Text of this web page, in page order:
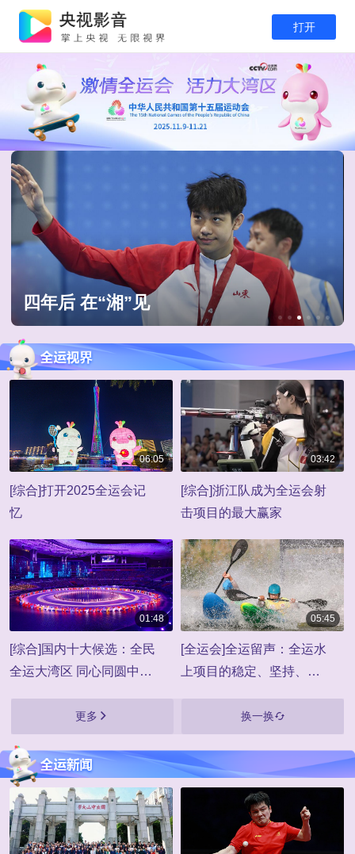
打开
全运会精华回顾 每一秒都热血沸腾
06:05
[综合]打开2025全运会记
忆
03:42
[综合]浙江队成为全运会射
击项目的最大赢家
01:48
[综合]国内十大候选：全民
全运大湾区 同心同圆中国
05:45
[全运会]全运留声：全运水
上项目的稳定、坚持、传
更多 换一换